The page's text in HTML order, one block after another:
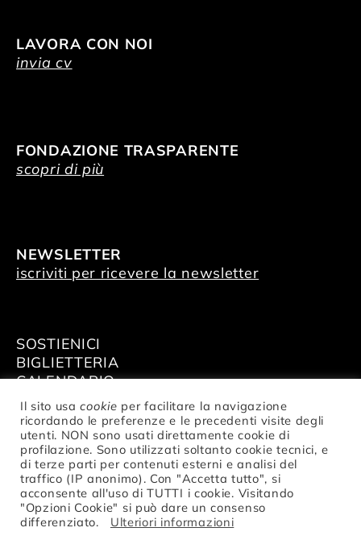
LAVORA CON NOI
invia cv
FONDAZIONE TRASPARENTE
scopri di più
NEWSLETTER
iscriviti per ricevere la newsletter
SOSTIENICI
BIGLIETTERIA
CALENDARIO
AFFITTA GLI SPAZI
© Fondazione Nazionale della Danza
Aterballetto | C. F. / P.IVA 02047370354 |
privacy
Il sito usacookie per facilitare la navigazione
ricordando le preferenze e le precedenti visite degli
utenti. NON sono usati direttamente cookie di
profilazione. Sono utilizzati soltanto cookie tecnici, e
di terze parti per contenuti esterni e analisi del
traffico (IP anonimo). Con "Accetta tutto", si
acconsente all'uso di TUTTI i cookie. Visitando
"Opzioni Cookie" si può dare un consenso
differenziato. Ulteriori informazioni